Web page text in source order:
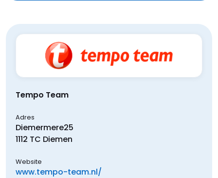
Tempo Team
Adres
Diemermere25
1112 TC Diemen
Website
www.tempo-team.nl/